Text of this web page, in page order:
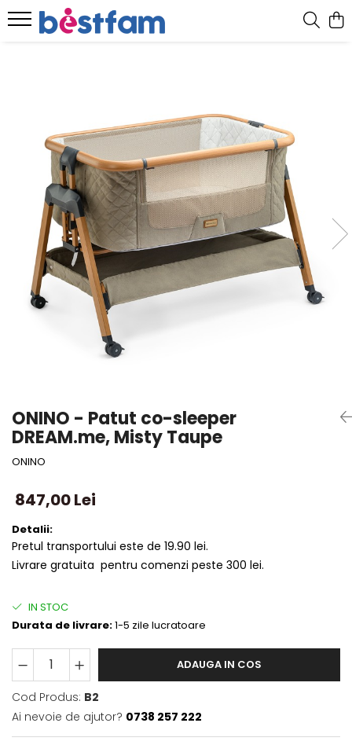
ONINO - Patut co-sleeper
DREAM.me, Misty Taupe
ONINO
847,00 Lei
Detalii:
Pretul transportului este de 19.90 lei.
Livrare gratuita pentru comenzi peste 300 lei.
IN STOC
Durata de livrare:1-5 zile lucratoare
ADAUGA IN COS
Cod Produs: B2
Ai nevoie de ajutor? 0738 257 222